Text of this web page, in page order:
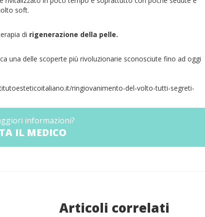
soft.
di rigenerazione della pelle.
una delle scoperte più rivoluzionarie sconosciute fino ad oggi
ringiovanimento-del-volto-tutti-segreti-
informazioni?
IL MEDICO
Articoli correlati